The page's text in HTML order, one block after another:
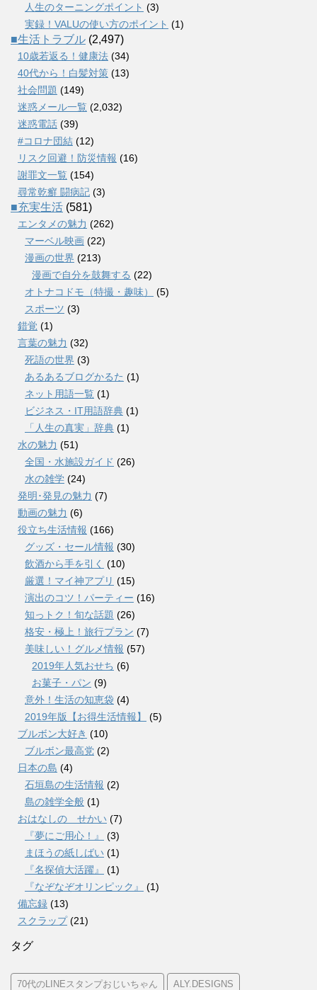
人生のターニングポイント (3)
実録！VALUの使い方のポイント (1)
■生活トラブル (2,497)
10歳若返る！健康法 (34)
40代から！白髪対策 (13)
社会問題 (149)
迷惑メール一覧 (2,032)
迷惑電話 (39)
#コロナ団結 (12)
リスク回避！防災情報 (16)
謝罪文一覧 (154)
尋常乾癬 闘病記 (3)
■充実生活 (581)
エンタメの魅力 (262)
マーベル映画 (22)
漫画の世界 (213)
漫画で自分を鼓舞する (22)
オトナコドモ（特撮・趣味）
(5)
スポーツ (3)
錯覚 (1)
言葉の魅力 (32)
死語の世界 (3)
あるあるブログかるた (1)
ネット用語一覧 (1)
ビジネス・IT用語辞典 (1)
「人生の真実」辞典 (1)
水の魅力 (51)
全国・水施設ガイド (26)
水の雑学 (24)
発明･発見の魅力 (7)
動画の魅力 (6)
役立ち生活情報 (166)
グッズ・セール情報 (30)
飲酒から手を引く (10)
厳選！マイ神アプリ (15)
演出のコツ！パーティー (16)
知っトク！旬な話題 (26)
格安・極上！旅行プラン (7)
美味しい！グルメ情報 (57)
2019年人気おせち (6)
お菓子・パン (9)
意外！生活の知恵袋 (4)
2019年版【お得生活情報】
(5)
ブルボン大好き (10)
ブルボン最高党 (2)
日本の島 (4)
石垣島の生活情報 (2)
島の雑学全般 (1)
おはなしの せかい (7)
『夢にご用心！』
(3)
まほうの紙しばい (1)
『名探偵大活躍』
(1)
『なぞなぞオリンピック』
(1)
備忘録 (13)
スクラップ(21)
タグ
70代のLINEスタンプおじいちゃん ALY.DESIGNS